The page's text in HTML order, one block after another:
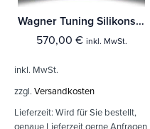
Wagner Tuning Silikonschlauch Kit Audi RS4 B5 EVO1 Gen.2
570,00 € inkl. MwSt.
inkl. MwSt.
zzgl. Versandkosten
Lieferzeit: Wird für Sie bestellt,